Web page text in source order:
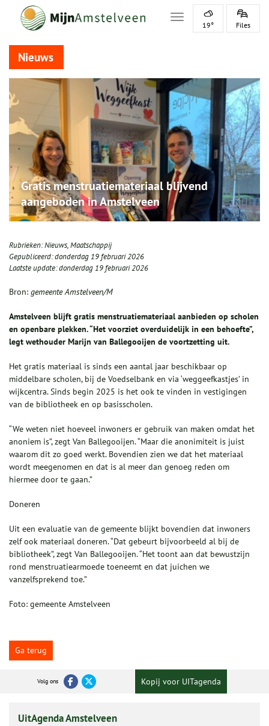
Toggle navigation
19° Files
Nieuws
Gratis menstruatiemateriaal blijvend
aangeboden in Amstelveen
Rubrieken:Nieuws,Maatschappij
Gepubliceerd:donderdag 19 februari 2026
Laatste update:donderdag 19 februari 2026
Bron: gemeente Amstelveen/M
Amstelveen blijft gratis menstruatiemateriaal aanbieden op scholen
en openbare plekken. “Het voorziet overduidelijk in een behoefte”,
legt wethouder Marijn van Ballegooijen de voortzetting uit.
Het gratis materiaal is sinds een aantal jaar beschikbaar op
middelbare scholen, bij de Voedselbank en via ‘weggeefkastjes’ in
wijkcentra. Sinds begin 2025 is het ook te vinden in vestigingen
van de bibliotheek en op basisscholen.
“We weten niet hoeveel inwoners er gebruik van maken omdat het
anoniem is”, zegt Van Ballegooijen. “Maar die anonimiteit is juist
waarom dit zo goed werkt. Bovendien zien we dat het materiaal
wordt meegenomen en dat is al meer dan genoeg reden om
hiermee door te gaan.”
Doneren
Uit een evaluatie van de gemeente blijkt bovendien dat inwoners
zelf ook materiaal doneren. “Dat gebeurt bijvoorbeeld al bij de
bibliotheek”, zegt Van Ballegooijen. “Het toont aan dat bewustzijn
rond menstruatiearmoede toeneemt en dat juichen we
vanzelfsprekend toe.”
Foto: gemeente Amstelveen
Ga terug
Volg ons Kopij voor UITagenda
UitAgenda Amstelveen